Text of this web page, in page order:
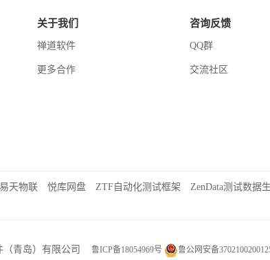
关于我们
禅道软件
更多合作
咨询反馈
QQ群
交流社区
易天物联 悦库网盘 ZTF自动化测试框架 ZenData测试数据
（青岛）有限公司 鲁ICP备18054969号 鲁公网安备